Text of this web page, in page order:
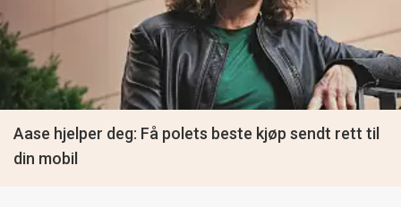
Aase hjelper deg: Få polets beste kjøp sendt rett til
din mobil